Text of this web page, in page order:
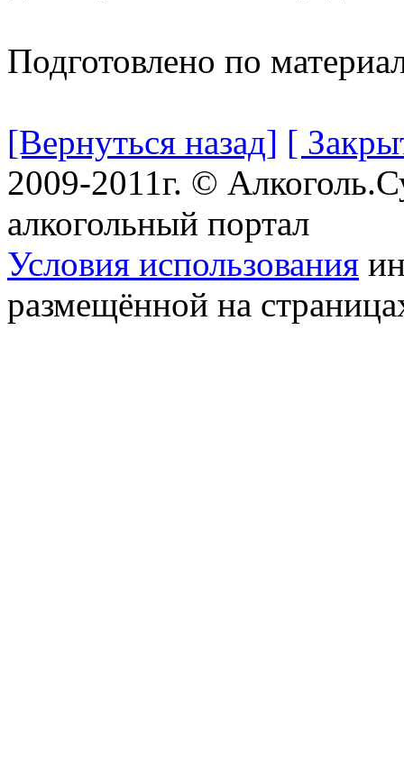
Подготовлено по
[Вернуться назад] [
2009-2011г. ©
алкогольный портал
Условия использования
размещённой на